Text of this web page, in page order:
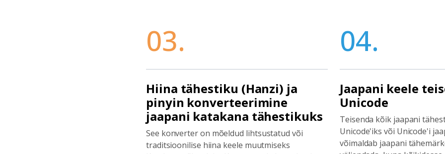
03.
Hiina tähestiku (Hanzi) ja
pinyin konverteerimine
jaapani katakana tähestikuks
See konverter on mõeldud lihtsustatud või
traditsioonilise hiina keele muutmiseks
04.
Jaapani keele
Unicode
Teisenda kõik jaapani
Unicode'iks või Unicode'i
võimaldab jaapani